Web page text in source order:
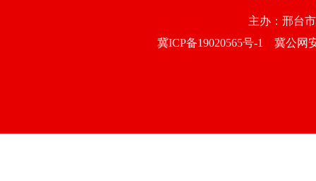
主办：邢
冀ICP备19020565号-1
冀公网